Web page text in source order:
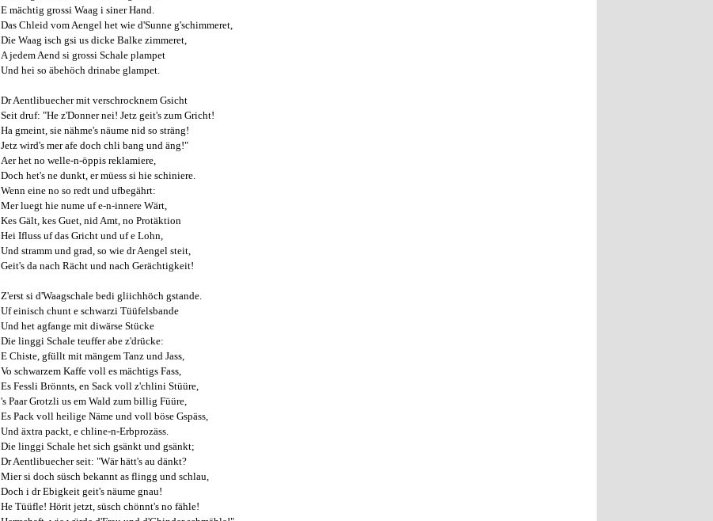
E mächtig grossi Waag i siner Hand.
Das Chleid vom Aengel het wie d'Sunne g'schimmeret,
Die Waag isch gsi us dicke Balke zimmeret,
A jedem Aend si grossi Schale plampet
Und hei so äbehöch drinabe glampet.
Dr Aentlibuecher mit verschrocknem Gsicht
Seit druf: "He z'Donner nei! Jetz geit's zum Gricht!
Ha gmeint, sie nähme's näume nid so sträng!
Jetz wird's mer afe doch chli bang und äng!"
Aer het no welle-n-öppis reklamiere,
Doch het's ne dunkt, er müess si hie schiniere.
Wenn eine no so redt und ufbegährt:
Mer luegt hie nume uf e-n-innere Wärt,
Kes Gält, kes Guet, nid Amt, no Protäktion
Hei Ifluss uf das Gricht und uf e Lohn,
Und stramm und grad, so wie dr Aengel steit,
Geit's da nach Rächt und nach Gerächtigkeit!
Z'erst si d'Waagschale bedi gliichhöch gstande.
Uf einisch chunt e schwarzi Tüüfelsbande
Und het agfange mit diwärse Stücke
Die linggi Schale teuffer abe z'drücke:
E Chiste, gfüllt mit mängem Tanz und Jass,
Vo schwarzem Kaffe voll es mächtigs Fass,
Es Fessli Brönnts, en Sack voll z'chlini Stüüre,
's Paar Grotzli us em Wald zum billig Füüre,
Es Pack voll heilige Näme und voll böse Gspäss,
Und äxtra packt, e chline-n-Erbprozäss.
Die linggi Schale het sich gsänkt und gsänkt;
Dr Aentlibuecher seit: "Wär hätt's au dänkt?
Mier si doch süsch bekannt as flingg und schlau,
Doch i dr Ebigkeit geit's näume gnau!
He Tüüfle! Hörit jetzt, süsch chönnt's no fähle!